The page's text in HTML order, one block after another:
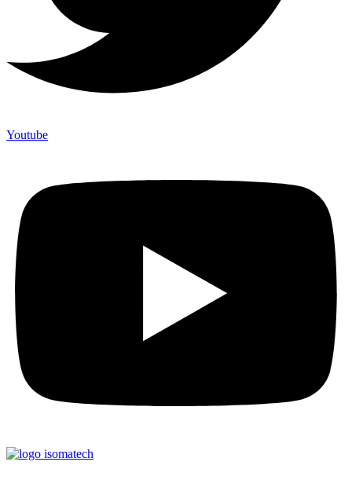
Youtube